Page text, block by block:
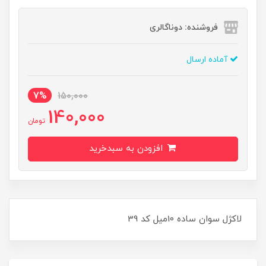
فروشنده: دوناگالری
آماده ارسال
150,000
7%
140,000 تومان
لاکژل سوان ساده 10ميل کد 39